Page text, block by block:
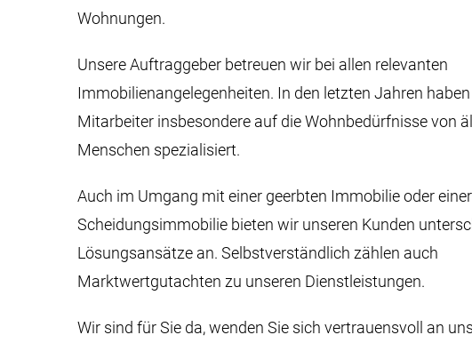
Wohnungen.
Unsere Auftraggeber betreuen wir bei allen relevanten
Immobilienangelegenheiten. In den letzten Jahren
Mitarbeiter insbesondere auf die Wohnbedürfnisse von
Menschen spezialisiert.
Auch im Umgang mit einer geerbten Immobilie oder
Scheidungsimmobilie bieten wir unseren Kunden
Lösungsansätze an. Selbstverständlich zählen auch
Marktwertgutachten zu unseren Dienstleistungen.
Wir sind für Sie da, wenden Sie sich vertrauensvoll an